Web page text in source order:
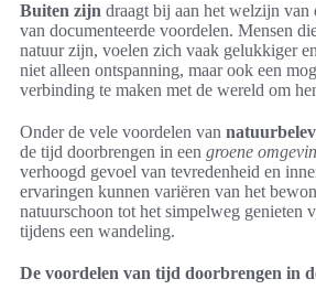
Buiten zijn draagt bij aan het welzijn van
van documenteerde voordelen. Mensen
natuur zijn, voelen zich vaak gelukkiger
niet alleen ontspanning, maar ook een
verbinding te maken met de wereld om
Onder de vele voordelen van
de tijd doorbrengen in een groene
verhoogd gevoel van tevredenheid en
ervaringen kunnen variëren van het
natuurschoon tot het simpelweg genieten
tijdens een wandeling.
De voordelen van tijd doorbrengen in